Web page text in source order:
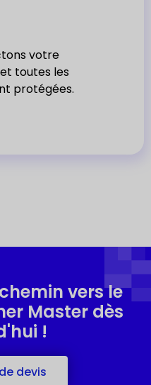
votre
toutes les
protégées.
vers le
Master dès
!
devis